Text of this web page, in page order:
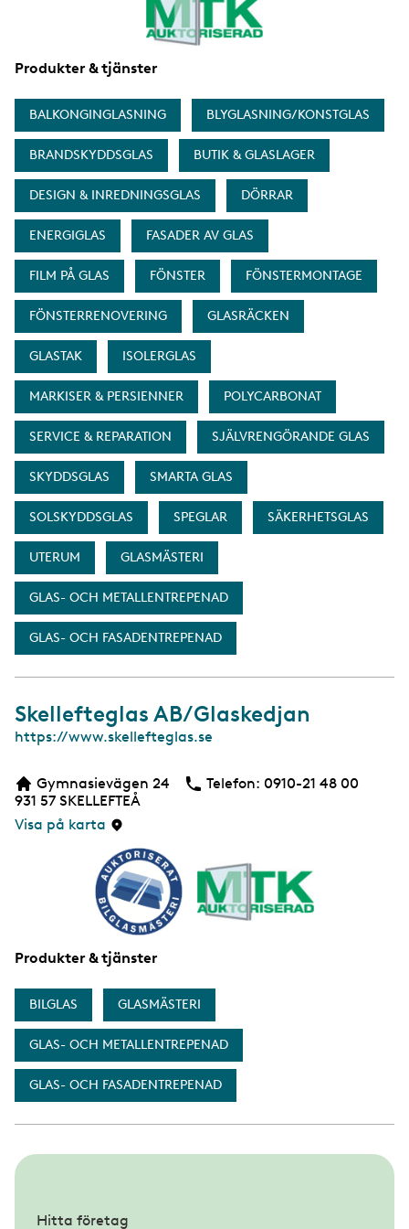
Produkter & tjänster
BALKONGINGLASNING BLYGLASNING/KONSTGLAS
BRANDSKYDDSGLAS BUTIK & GLASLAGER
DESIGN & INREDNINGSGLAS DÖRRAR
ENERGIGLAS FASADER AV GLAS
FILM PÅ GLAS FÖNSTER FÖNSTERMONTAGE
FÖNSTERRENOVERING GLASRÄCKEN
GLASTAK ISOLERGLAS
MARKISER & PERSIENNER POLYCARBONAT
SERVICE & REPARATION SJÄLVRENGÖRANDE GLAS
SKYDDSGLAS SMARTA GLAS
SOLSKYDDSGLAS SPEGLAR SÄKERHETSGLAS
UTERUM GLASMÄSTERI
GLAS- OCH METALLENTREPENAD
GLAS- OCH FASADENTREPENAD
Skellefteglas AB/Glaskedjan
W
b
s
i
https://www.skellefteglas.se
Gymnasievägen 24
931 57 SKELLEFTEÅ
Visa på karta
Telefon: Telefon
0910-21 48 00
Produkter & tjänster
BILGLAS GLASMÄSTERI
GLAS- OCH METALLENTREPENAD
GLAS- OCH FASADENTREPENAD
Hitta företag